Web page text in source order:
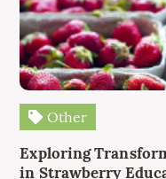
Other
Exploring
in Strawberry